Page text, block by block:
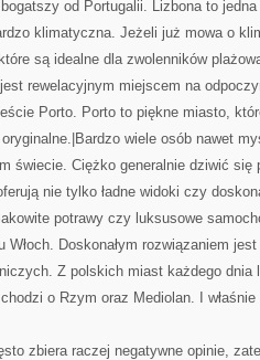
od Portugalii. Lizbona to
klimatyczna. Jeżeli już mowa o
są idealne dla zwolenników
rewelacyjnym miejscem na
Porto. Porto to piękne miasto,
wiele osób nawet
świecie. Ciężko generalnie dziwić się
nie tylko ładne widoki czy
potrawy czy luksusowe
Włoch. Doskonałym rozwiązaniem
Z polskich miast każdego dnia
o Rzym oraz Mediolan. I
zbiera raczej negatywne opinie,